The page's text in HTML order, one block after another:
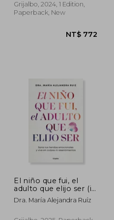
NT$
Grijalbo, 2024, 1 Edition,
Paperback, New
El niño que fui, el
adulto que elijo ser (in
Spanish)
Dra. María Alejandra Ruíz